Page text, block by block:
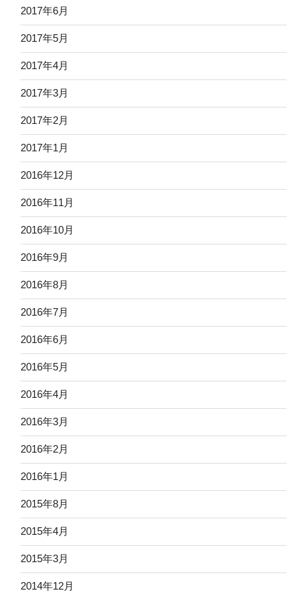
2017年6月
2017年5月
2017年4月
2017年3月
2017年2月
2017年1月
2016年12月
2016年11月
2016年10月
2016年9月
2016年8月
2016年7月
2016年6月
2016年5月
2016年4月
2016年3月
2016年2月
2016年1月
2015年8月
2015年4月
2015年3月
2014年12月